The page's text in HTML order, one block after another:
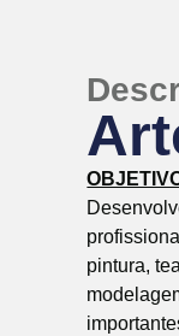
pintura,